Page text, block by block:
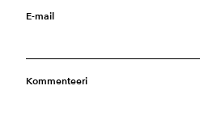
E-mail
Kommenteeri